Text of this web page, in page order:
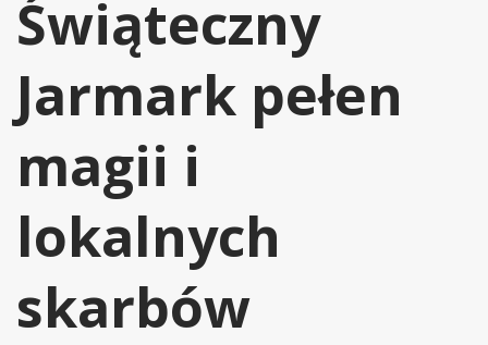
Świąteczny
Jarmark pełen
magii i
lokalnych
skarbów